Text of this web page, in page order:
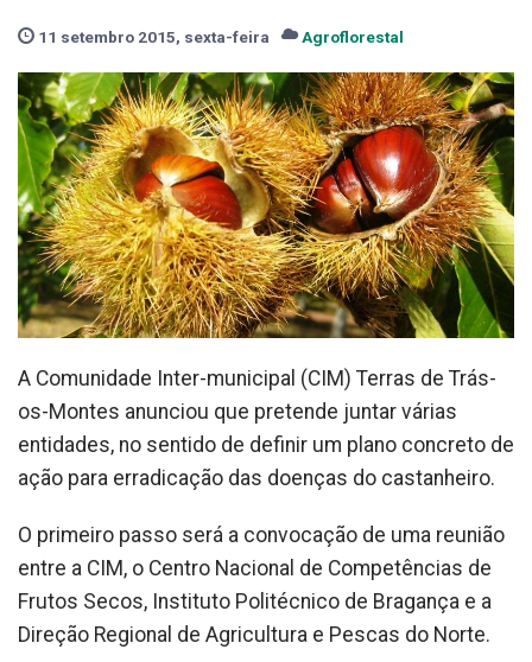
11 setembro 2015, sexta-feira Agroflorestal
A Comunidade Inter-municipal (CIM) Terras de Trás-
os-Montes anunciou que pretende juntar várias
entidades, no sentido de definir um plano concreto de
ação para erradicação das doenças do castanheiro.
O primeiro passo será a convocação de uma reunião
entre a CIM, o Centro Nacional de Competências de
Frutos Secos, Instituto Politécnico de Bragança e a
Direção Regional de Agricultura e Pescas do Norte.